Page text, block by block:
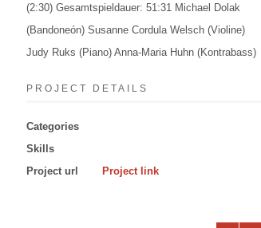
(2:30) Gesamtspieldauer: 51:31 Michael Dolak
(Bandoneón) Susanne Cordula Welsch (Violine)
Judy Ruks (Piano) Anna-Maria Huhn (Kontrabass)
PROJECT DETAILS
Categories
Skills
Project url
Project link